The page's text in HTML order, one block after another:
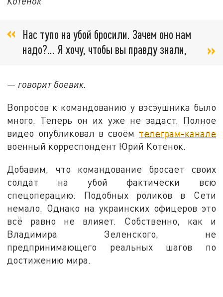
Нас тупо на убой бросили. Зачем оно нам
надо?... Я хочу, чтобы вы правду знали,
— говорит боевик.
Вопросов к командованию у вэсэушника было
много. Теперь он их уже не задаст. Полное
видео опубликовал в своём телеграм-канале
военный корреспондент Юрий Котенок.
Добавим, что командование бросает своих
солдат на убой фактически всю
спецоперацию. Подобных роликов в Сети
немало. Однако на украинских офицеров это
всё равно не влияет. Собственно, как и
Владимира Зеленского, не
предпринимающего реальных шагов по
достижению мира.